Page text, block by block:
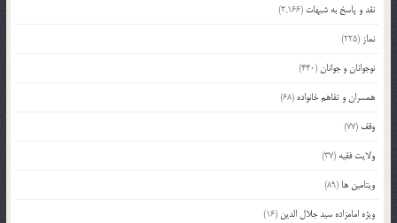
نقد و پاسخ به شبهات (2,166)
نماز (225)
نوجوانان و جوانان(440)
همسران و تفاهم خانواده (68)
وقف (77)
ولایت فقیه (37)
ویتامین ها (89)
ویژه امامزاده سید جلال الدین (16)